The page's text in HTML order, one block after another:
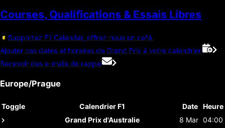
Courses, Qualifications & Essais Libres
Supportez F1 Calendar, offrez-nous un café.
Ajouter ces dates et horaires de Grand Prix à votre calendrier.
Recevoir des e-mails de rappel
Europe/Prague
Toggle Calendrier F1 Date Heure
Grand Prix d'Australie
8 Mar 04:00